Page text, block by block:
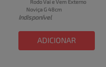
Rodo Vai e Vem Externo
Noviça G 48cm
Indisponível
ADICIONAR